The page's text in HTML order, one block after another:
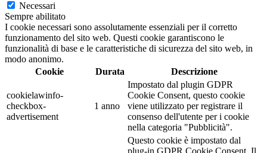
Necessari
Sempre abilitato
I cookie necessari sono assolutamente essenziali per il corretto
funzionamento del sito web. Questi cookie garantiscono le
funzionalità di base e le caratteristiche di sicurezza del sito web, in
modo anonimo.
Cookie
Durata Descrizione
cookielawinfo-
checkbox-
advertisement
1 anno
Impostato dal plugin GDPR
Cookie Consent, questo cookie
viene utilizzato per registrare il
consenso dell'utente per i cookie
nella categoria "Pubblicità".
Questo cookie è impostato dal